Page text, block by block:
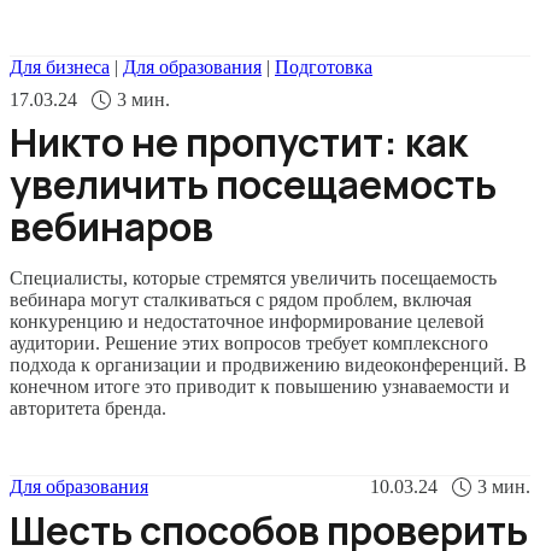
Для бизнеса | Для образования | Подготовка
17.03.24
3 мин.
Никто не пропустит: как
увеличить посещаемость
вебинаров
Специалисты, которые стремятся увеличить посещаемость
вебинара могут сталкиваться с рядом проблем, включая
конкуренцию и недостаточное информирование целевой
аудитории. Решение этих вопросов требует комплексного
подхода к организации и продвижению видеоконференций. В
конечном итоге это приводит к повышению узнаваемости и
авторитета бренда.
Для образования 10.03.24 3 мин.
Шесть способов проверить